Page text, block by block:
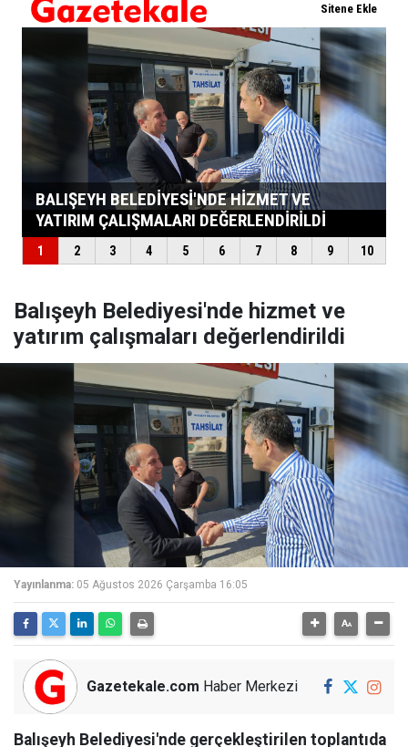
Balışeyh Belediyesi'nde hizmet ve
yatırım çalışmaları değerlendirildi
Yayınlanma: 05 Ağustos 2026 Çarşamba 16:05
Gazetekale.com Haber Merkezi
Balışeyh Belediyesi'nde gerçekleştirilen toplantıda